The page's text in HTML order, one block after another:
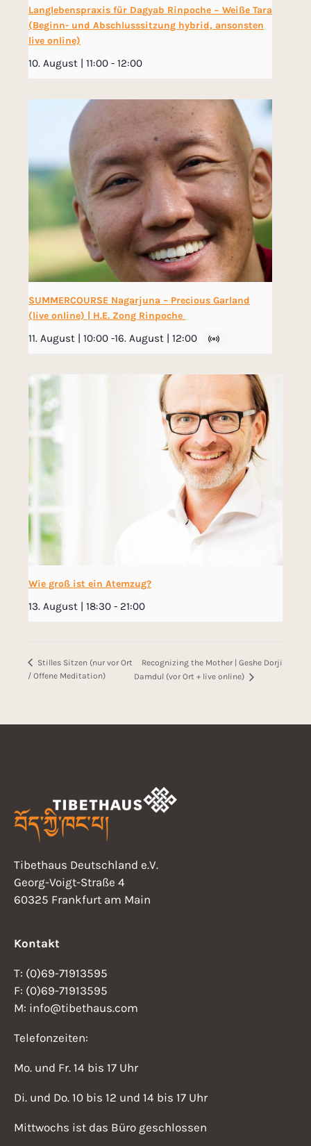
Langlebenspraxis für Dagyab Rinpoche − Weiße Tara
(Beginn- und Abschlusssitzung hybrid, ansonsten
live online)
10. August | 11:00 - 12:00
SUMMERCOURSE Nagarjuna – Precious Garland
(live online) | H.E. Zong Rinpoche
11. August | 10:00 -16. August | 12:00
Wie groß ist ein Atemzug?
13. August | 18:30 - 21:00
Stilles Sitzen (nur vor Ort
/ Offene Meditation)
Recognizing the Mother | Geshe Dorji
Damdul (vor Ort + live online)
Tibethaus Deutschland e.V.
Georg-Voigt-Straße 4
60325 Frankfurt am Main
Kontakt
T: (0)69-71913595
F: (0)69-71913595
M: info@tibethaus.com
Telefonzeiten:
Mo. und Fr. 14 bis 17 Uhr
Di. und Do. 10 bis 12 und 14 bis 17 Uhr
Mittwochs ist das Büro geschlossen